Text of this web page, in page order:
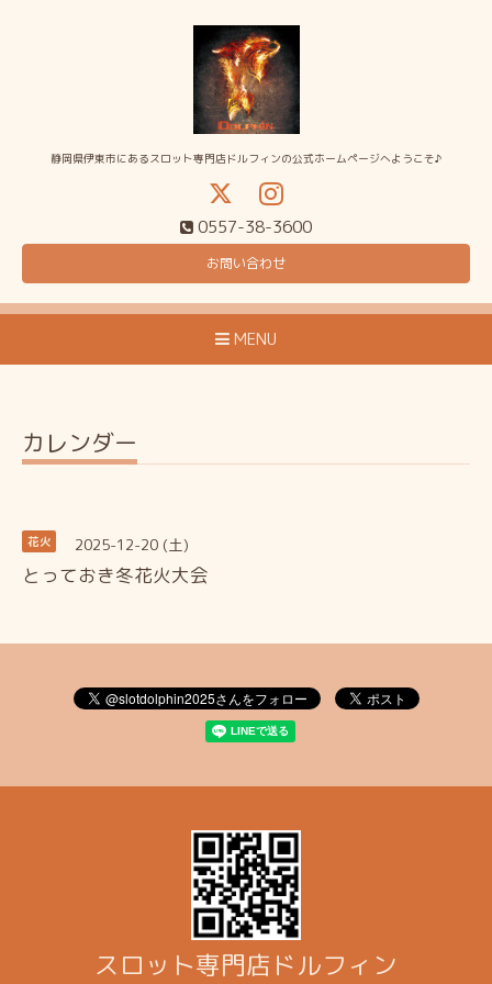
静岡県伊東市にあるスロット専門店ドルフィンの公式ホームページへようこそ♪
0557-38-3600
お問い合わせ
MENU
カレンダー
花火 2025-12-20 (土)
とっておき冬花火大会
スロット専門店ドルフィン